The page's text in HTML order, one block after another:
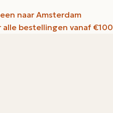
naar Amsterdam
alle bestellingen vanaf €100